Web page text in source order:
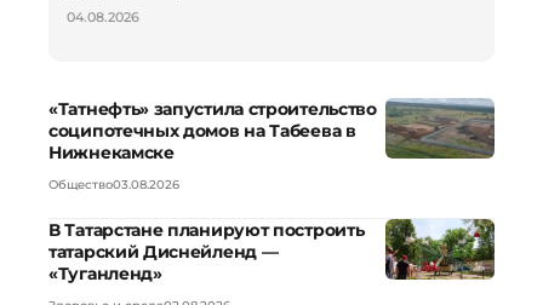
04.08.2026
«Татнефть» запустила строительство
соципотечных домов на Табеева в
Нижнекамске
Общество03.08.2026
В Татарстане планируют построить
татарский Диснейленд —
«Туганленд»